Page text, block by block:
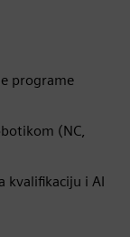
programe
(NC,
kvalifikaciju i AI